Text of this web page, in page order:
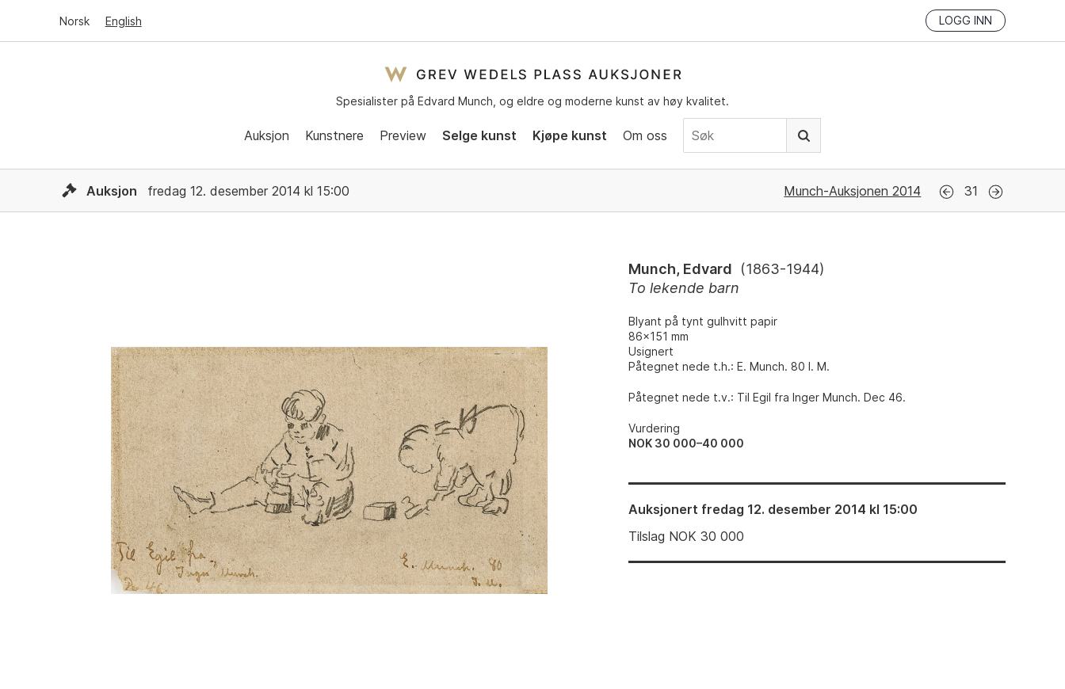
Norsk English LOGG INN
Spesialister på Edvard Munch, og eldre og moderne kunst av høy kvalitet.
Auksjon Kunstnere Preview Selge kunst Kjøpe kunst Om oss
Auksjon fredag 12. desember 2014 kl 15:00 Munch-Auksjonen 2014 31
Munch, Edvard (1863-1944)
To lekende barn
Blyant på tynt gulhvitt papir
86x151 mm
Usignert
Påtegnet nede t.h.: E. Munch. 80 I. M.
Påtegnet nede t.v.: Til Egil fra Inger Munch. Dec 46.
Vurdering
NOK 30 000–40 000
Auksjonert fredag 12. desember 2014 kl 15:00
Tilslag NOK30 000